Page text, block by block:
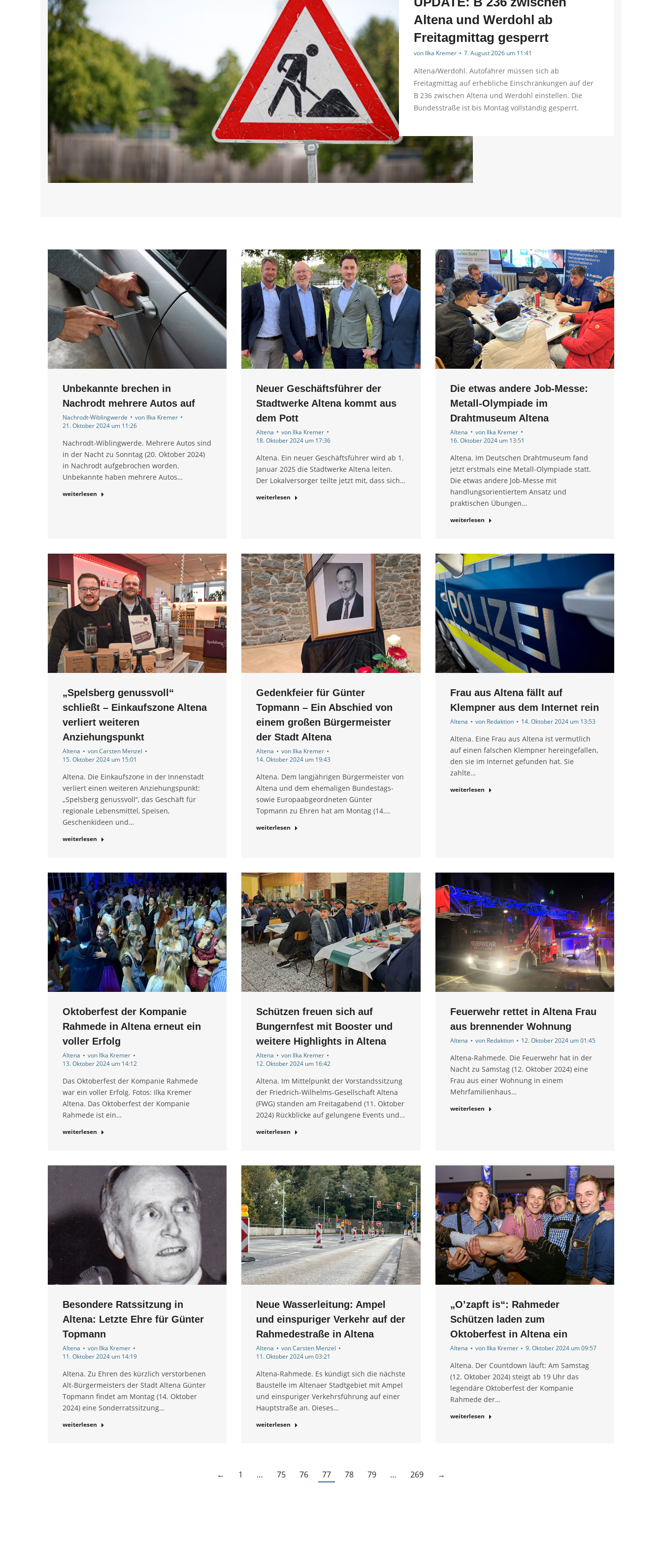
Altena und Werdohl ab
Freitagmittag gesperrt
von Ilka Kremer 7. August 2026 um 11:41
Altena/Werdohl. Autofahrer müssen sich ab
Freitagmittag auf erhebliche Einschränkungen auf der
B 236 zwischen Altena und Werdohl einstellen. Die
Bundesstraße ist bis Montag vollständig gesperrt.
Unbekannte brechen in
Nachrodt mehrere Autos auf
Nachrodt-Wiblingwerde von Ilka Kremer
21. Oktober 2024 um 11:26
Nachrodt-Wiblingwerde. Mehrere Autos sind
in der Nacht zu Sonntag (20. Oktober 2024)
in Nachrodt aufgebrochen worden.
Unbekannte haben mehrere Autos…
weiterlesen
Neuer Geschäftsführer der
Stadtwerke Altena kommt aus
dem Pott
Altena von Ilka Kremer
18. Oktober 2024 um 17:36
Altena. Ein neuer Geschäftsführer wird ab 1.
Januar 2025 die Stadtwerke Altena leiten.
Der Lokalversorger teilte jetzt mit, dass sich…
weiterlesen
Die etwas andere Job-Messe:
Metall-Olympiade im
Drahtmuseum Altena
Altena von Ilka Kremer
16. Oktober 2024 um 13:51
Altena. Im Deutschen Drahtmuseum fand
jetzt erstmals eine Metall-Olympiade statt.
Die etwas andere Job-Messe mit
handlungsorientiertem Ansatz und
praktischen Übungen…
weiterlesen
„Spelsberg genussvoll“
schließt – Einkaufszone Altena
verliert weiteren
Anziehungspunkt
Altena vonCarsten Menzel
15. Oktober 2024 um 15:01
Altena. Die Einkaufszone in der Innenstadt
verliert einen weiteren Anziehungspunkt:
„Spelsberg genussvoll“, das Geschäft für
regionale Lebensmittel, Speisen,
Geschenkideen und…
weiterlesen
Gedenkfeier für Günter
Topmann – Ein Abschied von
einem großen Bürgermeister
der Stadt Altena
Altena von Ilka Kremer
14. Oktober 2024 um 19:43
Altena. Dem langjährigen Bürgermeister von
Altena und dem ehemaligen Bundestags-
sowie Europaabgeordneten Günter
Topmann zu Ehren hat am Montag (14.…
weiterlesen
Frau aus Altena fällt auf
Klempner aus dem Internet rein
Altena von Redaktion 14. Oktober 2024 um 13:53
Altena. Eine Frau aus Altena ist vermutlich
auf einen falschen Klempner hereingefallen,
den sie im Internet gefunden hat. Sie
zahlte…
weiterlesen
Oktoberfest der Kompanie
Rahmede in Altena erneut ein
voller Erfolg
Altena von Ilka Kremer
13. Oktober 2024 um 14:12
Das Oktoberfest der Kompanie Rahmede
war ein voller Erfolg. Fotos: Ilka Kremer
Altena. Das Oktoberfest der Kompanie
Rahmede ist ein…
weiterlesen
Schützen freuen sich auf
Bungernfest mit Booster und
weitere Highlights in Altena
Altena von Ilka Kremer
12. Oktober 2024 um 16:42
Altena. Im Mittelpunkt der Vorstandssitzung
der Friedrich-Wilhelms-Gesellschaft Altena
(FWG) standen am Freitagabend (11. Oktober
2024) Rückblicke auf gelungene Events und…
weiterlesen
Feuerwehr rettet in Altena Frau
aus brennender Wohnung
Altena von Redaktion 12. Oktober 2024 um 01:45
Altena-Rahmede. Die Feuerwehr hat in der
Nacht zu Samstag (12. Oktober 2024) eine
Frau aus einer Wohnung in einem
Mehrfamilienhaus…
weiterlesen
Besondere Ratssitzung in
Altena: Letzte Ehre für Günter
Topmann
Altena von Ilka Kremer
11. Oktober 2024 um 14:19
Altena. Zu Ehren des kürzlich verstorbenen
Alt-Bürgermeisters der Stadt Altena Günter
Topmann findet am Montag (14. Oktober
2024) eine Sonderratssitzung…
weiterlesen
Neue Wasserleitung: Ampel
und einspuriger Verkehr auf der
Rahmedestraße in Altena
Altena vonCarsten Menzel
11. Oktober 2024 um 03:21
Altena-Rahmede. Es kündigt sich die nächste
Baustelle im Altenaer Stadtgebiet mit Ampel
und einspuriger Verkehrsführung auf einer
Hauptstraße an. Dieses…
weiterlesen
„O’zapft is“: Rahmeder
Schützen laden zum
Oktoberfest in Altena ein
Altena von Ilka Kremer 9. Oktober 2024 um 09:57
Altena. Der Countdown läuft: Am Samstag
(12. Oktober 2024) steigt ab 19 Uhr das
legendäre Oktoberfest der Kompanie
Rahmede der…
weiterlesen
← 1 … 75 76 77 78 79 … 269 →